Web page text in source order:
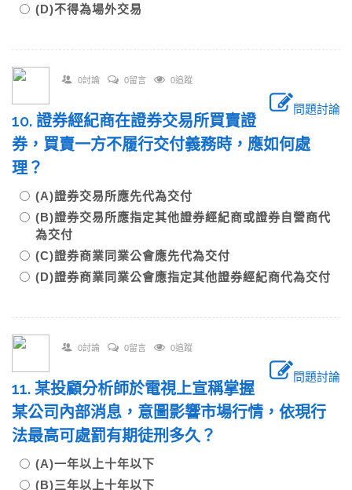
(D)不得為場外交易
0討論 0留言 0追蹤
問題討論
10. 證券經紀商在證券交易所買賣證
券，買賣一方不履行交付義務時，應如何處
理？
(A)證券交易所應先代為交付
(B)證券交易所應指定其他證券經紀商或證券自營商代
為交付
(C)證券商業同業公會應先代為交付
(D)證券商業同業公會應指定其他證券經紀商代為交付
0討論 0留言 0追蹤
問題討論
11. 某投顧分析師於電視上宣稱掌握
某公司內部消息，意圖影響市場行情，依現行
法最高可處罰有期徒刑多久？
(A)一年以上十年以下
(B)三年以上十年以下